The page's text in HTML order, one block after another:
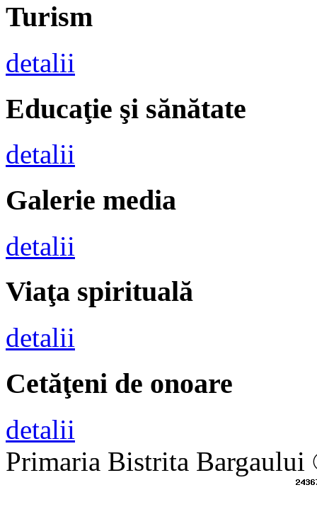
Turism
detalii
Educaţie şi sănătate
detalii
Galerie media
detalii
Viaţa spirituală
detalii
Cetăţeni de onoare
detalii
Primaria Bistrita Bargaului